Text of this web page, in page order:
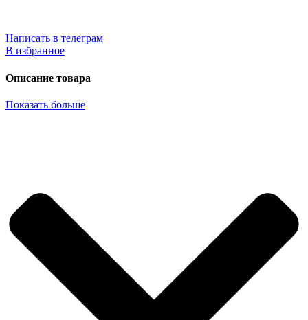
Написать в телеграм
В избранное
Описание товара
Показать больше